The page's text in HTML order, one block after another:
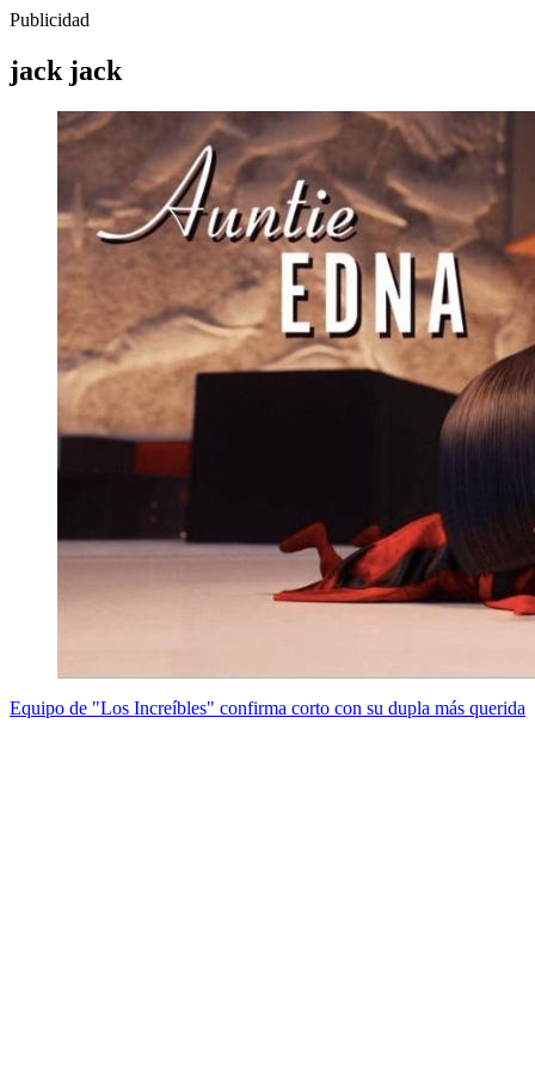
Publicidad
jack jack
Equipo de "Los Increíbles" confirma corto con su dupla más querida